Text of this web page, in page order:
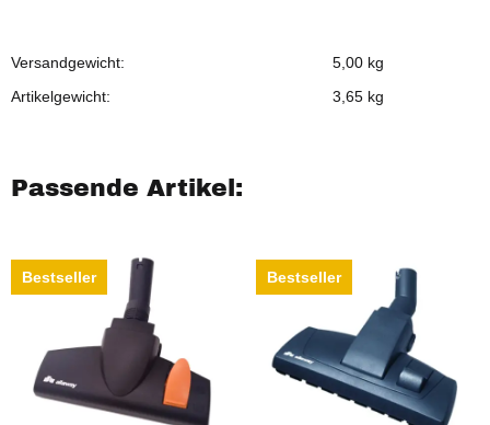
Versandgewicht:
5,00 kg
Artikelgewicht:
3,65 kg
Passende Artikel:
Bestseller Bestseller